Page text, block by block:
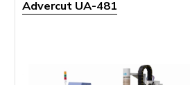
Advercut UA-481